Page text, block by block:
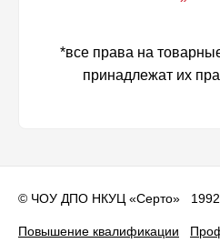
*все права на
принадлежат их
© ЧОУ ДПО НКУЦ «Серто»
Повышение квалификации